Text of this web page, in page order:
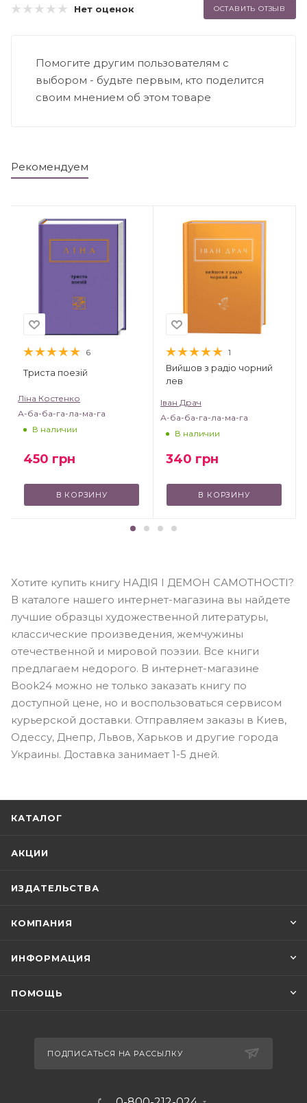
Нет оценок ОСТАВИТЬ ОТЗЫВ
Помогите другим пользователям с
выбором - будьте первым, кто поделится
своим мнением об этом товаре
Рекомендуем
6
Триста поезій
Ліна Костенко
А-ба-ба-га-ла-ма-га
В наличии
450 грн
В КОРЗИНУ
1
Вийшов з радіо чорний
лев
Іван Драч
А-ба-ба-га-ла-ма-га
В наличии
340 грн
В КОРЗИНУ
Хотите купить книгу НАДІЯ І ДЕМОН САМОТНОСТІ?
В каталоге нашего интернет-магазина вы найдете
лучшие образцы художественной литературы,
классические произведения, жемчужины
отечественной и мировой поэзии. Все книги
предлагаем недорого. В интернет-магазине
Book24 можно не только заказать книгу по
доступной цене, но и воспользоваться сервисом
курьерской доставки. Отправляем заказы в Киев,
Одессу, Днепр, Львов, Харьков и другие города
Украины. Доставка занимает 1-5 дней.
КАТАЛОГ
АКЦИИ
ИЗДАТЕЛЬСТВА
КОМПАНИЯ
ИНФОРМАЦИЯ
ПОМОЩЬ
ПОДПИСАТЬСЯ НА РАССЫЛКУ